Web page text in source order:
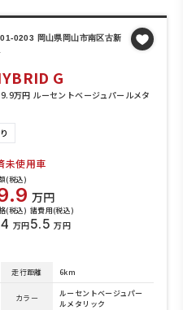
0203 岡山県岡山市南区古新
G
万円 ルーセントベージュパールメタ
未使用車
(税込)
万円
(税込)
万円
諸費用(税込)
5.5 万円
走行距離 6km
カラー
ルーセントベージュパー
ルメタリック